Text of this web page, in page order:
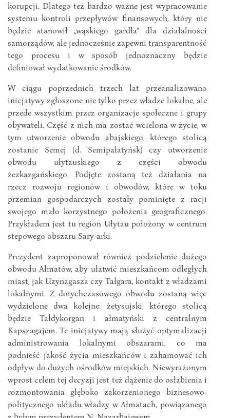
korupcji. Dlatego też bardzo ważne jest wypracowanie
systemu kontroli przepływów finansowych, który nie
będzie stanowił „wąskiego gardła” dla działalności
samorządów, ale jednocześnie zapewni transparentność
tego procesu i w sposób jednoznaczny będzie
definiował wydatkowanie środków.
W ciągu poprzednich trzech lat przeanalizowano
inicjatywy zgłoszone nie tylko przez władze lokalne, ale
przede wszystkim przez organizacje społeczne i grupy
obywateli. Część z nich ma zostać wcielona w życie, w
tym utworzenie obwodu abajskiego, którego stolicą
zostanie Semej (d. Semipałatyńsk) czy utworzenie
obwodu ułytauskiego z części obwodu
żezkazgańskiego. Podjęte zostaną też działania na
rzecz rozwoju regionów i obwodów, które w toku
przemian gospodarczych zostały pominięte z racji
swojego mało korzystnego położenia geograficznego.
Przykładem jest tu region Ułytau położony w centrum
stepowego obszaru Sary-arki.
Prezydent zaproponował również podzielenie dużego
obwodu Ałmatów, aby ułatwić mieszkańcom odległych
miast, jak Uzynagasza czy Tałgara, kontakt z władzami
lokalnymi. Z dotychczasowego obwodu zostaną więc
wydzielone dwa kolejne: żetysujski, którego stolicą
będzie Tałdykorgan i ałmatyński z centralnym
Kapszagajem. Te inicjatywy mają służyć optymalizacji
administrowania lokalnymi obszarami, co ma
podnieść jakość życia mieszkańców i zahamować ich
odpływ do dużych ośrodków miejskich. Niewyrażonym
wprost celem tej decyzji jest też dążenie do osłabienia i
rozmontowania głęboko zakorzenionego biznesowo-
politycznego układu władzy w Ałmatach, powiązanego